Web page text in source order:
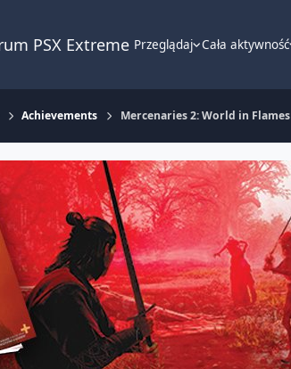
PSX Extreme Przeglądaj Cała aktywność
Achievements Mercenaries 2: World in Flames